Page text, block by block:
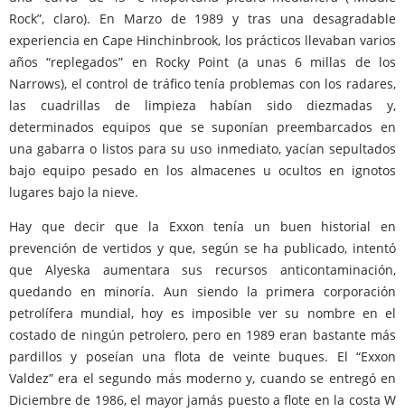
Rock”, claro). En Marzo de 1989 y tras una desagradable
experiencia en Cape Hinchinbrook, los prácticos llevaban varios
años “replegados” en Rocky Point (a unas 6 millas de los
Narrows), el control de tráfico tenía problemas con los radares,
las cuadrillas de limpieza habían sido diezmadas y,
determinados equipos que se suponían preembarcados en
una gabarra o listos para su uso inmediato, yacían sepultados
bajo equipo pesado en los almacenes u ocultos en ignotos
lugares bajo la nieve.
Hay que decir que la Exxon tenía un buen historial en
prevención de vertidos y que, según se ha publicado, intentó
que Alyeska aumentara sus recursos anticontaminación,
quedando en minoría. Aun siendo la primera corporación
petrolífera mundial, hoy es imposible ver su nombre en el
costado de ningún petrolero, pero en 1989 eran bastante más
pardillos y poseían una flota de veinte buques. El “Exxon
Valdez” era el segundo más moderno y, cuando se entregó en
Diciembre de 1986, el mayor jamás puesto a flote en la costa W